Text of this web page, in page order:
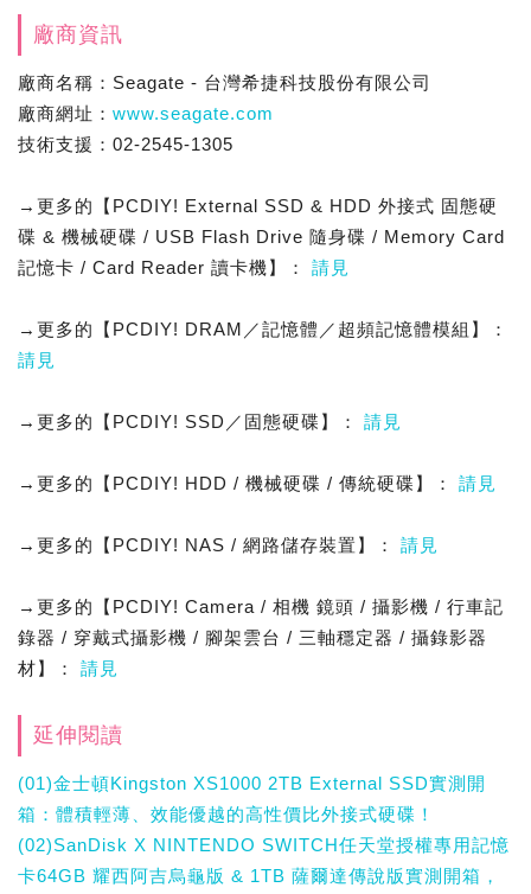
廠商資訊
廠商名稱：Seagate - 台灣希捷科技股份有限公司
廠商網址： www.seagate.com
技術支援：02-2545-1305
→更多的【PCDIY! External SSD & HDD 外接式 固態硬
碟 & 機械硬碟 / USB Flash Drive 隨身碟 / Memory Card
記憶卡 / Card Reader 讀卡機】： 請見
→更多的【PCDIY! DRAM／記憶體／超頻記憶體模組】：
請見
→更多的【PCDIY! SSD／固態硬碟】： 請見
→更多的【PCDIY! HDD / 機械硬碟 / 傳統硬碟】： 請見
→更多的【PCDIY! NAS / 網路儲存裝置】： 請見
→更多的【PCDIY! Camera / 相機 鏡頭 / 攝影機 / 行車記
錄器 / 穿戴式攝影機 / 腳架雲台 / 三軸穩定器 / 攝錄影器
材】： 請見
延伸閱讀
(01)金士頓Kingston XS1000 2TB External SSD實測開
箱：體積輕薄、效能優越的高性價比外接式硬碟！
(02)SanDisk X NINTENDO SWITCH任天堂授權專用記憶
卡64GB 耀西阿吉烏龜版 & 1TB 薩爾達傳說版實測開箱，